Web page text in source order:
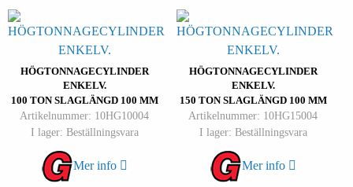
HÖGTONNAGECYLINDER
ENKELV.
100 TON SLAGLÄNGD 100 MM
Artikelnummer: 10HG10004
I lager: Beställningsvara
Mer info
HÖGTONNAGECYLINDER
ENKELV.
150 TON SLAGLÄNGD 100 MM
Artikelnummer: 10HG15004
I lager: Beställningsvara
Mer info